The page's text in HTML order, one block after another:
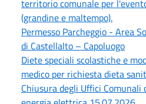
territorio comunale per
(grandine e maltempo).
Permesso Parcheggio - Area
di Castellalto – Capoluogo
Diete speciali scolastiche e
medico per richiesta dieta
Chiusura degli Uffici